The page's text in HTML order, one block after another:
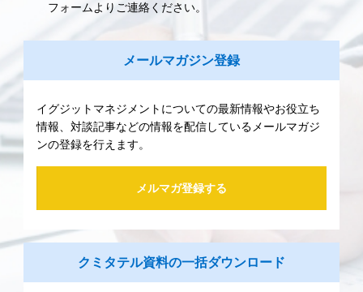
フォームよりご連絡ください。
メールマガジン登録
イグジットマネジメントについての最新情報やお役立ち
情報、対談記事などの情報を配信しているメールマガジ
ンの登録を行えます。
メルマガ登録する
クミタテル資料の一括ダウンロード